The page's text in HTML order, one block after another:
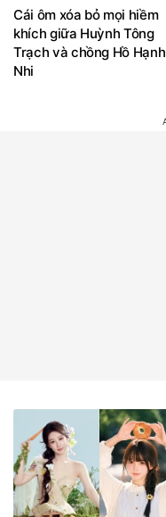
Cái ôm xóa bỏ mọi hiềm
khích giữa Huỳnh Tông
Trạch và chồng Hồ Hạnh
Nhi